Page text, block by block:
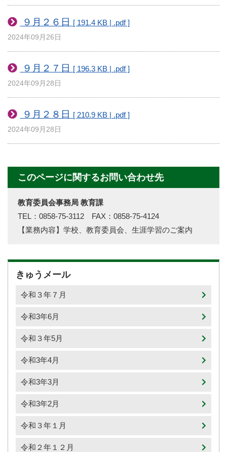
９月２６日 [ 191.4 KB | .pdf ]
2024年09月26日
９月２７日 [ 196.3 KB | .pdf ]
2024年09月28日
９月２８日 [ 210.9 KB | .pdf ]
2024年09月28日
このページに関するお問い合わせ先
教育委員会事務局 教育課
TEL：0858-75-3112 FAX：0858-75-4124
【業務内容】学校、教育委員会、生涯学習のご案内
きゅうメール
令和３年７月
令和3年6月
令和３年5月
令和3年4月
令和3年3月
令和3年2月
令和３年１月
令和２年１２月